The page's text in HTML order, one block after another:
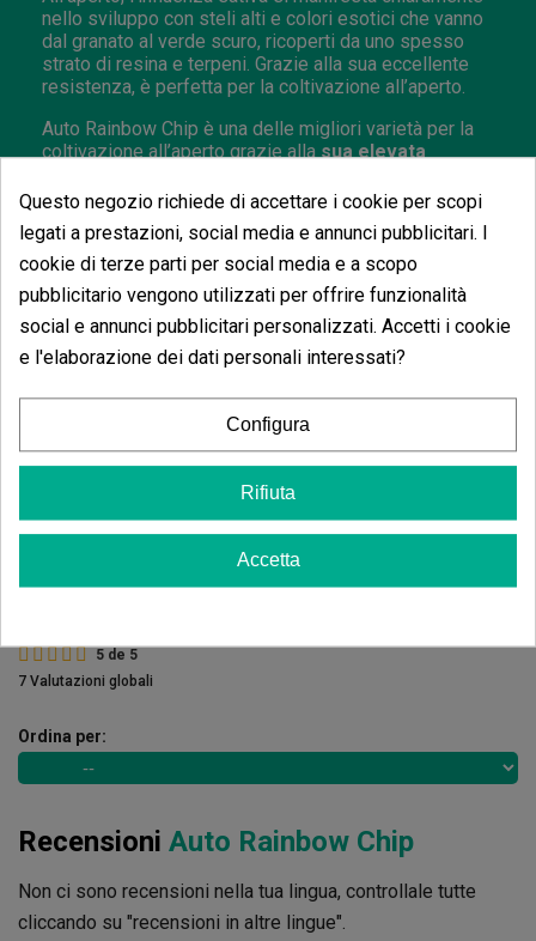
nello sviluppo con steli alti e colori esotici che vanno
dal granato al verde scuro, ricoperti da uno spesso
strato di resina e terpeni. Grazie alla sua eccellente
resistenza, è perfetta per la coltivazione all’aperto.
Auto Rainbow Chip è una delle migliori varietà per la
coltivazione all’aperto grazie alla sua elevata
dalla germinazione, può produrre fino a 200 grammi
per pianta. Grazie ai tempi di crescita rapidi, sono
possibili più raccolti all’anno.
Opinioni dei clienti
3 estrelle
0.00%
5 de 5
7 Valutazioni globali
Ordina per:
Recensioni Auto Rainbow Chip
Non ci sono recensioni nella tua lingua, controllale tutte
cliccando su "recensioni in altre lingue".
Questo negozio richiede di accettare i cookie per scopi
legati a prestazioni, social media e annunci pubblicitari. I
cookie di terze parti per social media e a scopo
pubblicitario vengono utilizzati per offrire funzionalità
social e annunci pubblicitari personalizzati. Accetti i cookie
e l'elaborazione dei dati personali interessati?
Configura
Rifiuta
Accetta